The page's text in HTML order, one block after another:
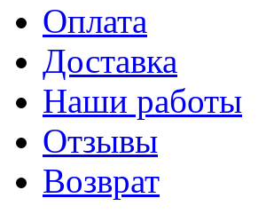
Оплата
Доставка
Наши работы
Отзывы
Возврат